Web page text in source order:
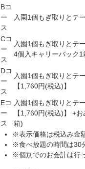
Bコ
ー
ス
入園1個もぎ取りとテ
Cコ
ー
ス
入園1個もぎ取りとテ
4個入キャリーバック1
Dコ
ー
ス
入園1個もぎ取りとテ
【1,760円(税込)】
Eコ
ー
ス
入園1個もぎ取りとテ
【1,760円(税込)】 +お
箱)
※表示価格は税込み金
※食べ放題の時間は30
※個別でのお会計は行